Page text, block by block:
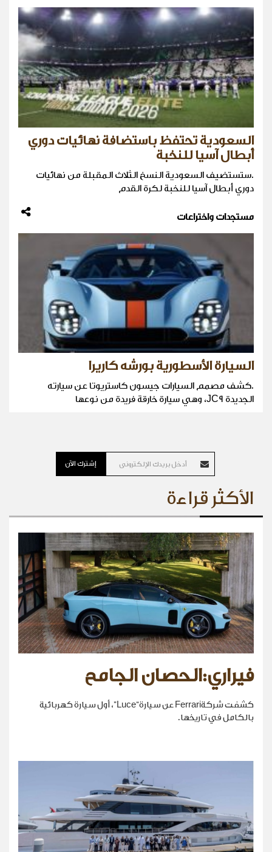
السعودية تحتفظ باستضافة نهائيات دوري
أبطال آسيا للنخبة
.ستستضيف السعودية النسخ الثلاث المقبلة من نهائيات ​
دوري أبطال آسيا للنخبة لكرة ‌القدم
مستجدات واختراعات
السيارة الأسطورية بورشه كاريرا
.كشف مصمم السيارات جيسون كاستريوتا عن سيارته
الجديدة JC9، وهي سيارة خارقة فريدة من نوعها
إشترك الآن
الأكثر قراءة
فيراري:الحصان الجامح
كشفت شركةFerrari عن سيارة“Luce”، أول سيارة كهربائية
بالكامل في تاريخها.